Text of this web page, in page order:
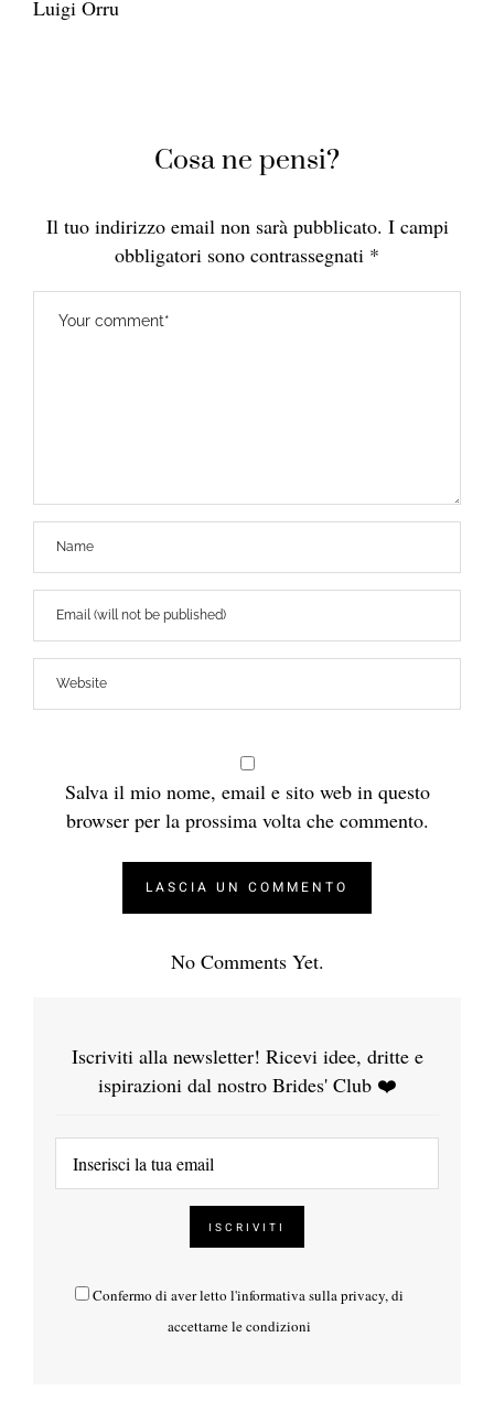
Luigi Orru
Cosa ne pensi?
Il tuo indirizzo email non sarà pubblicato. I campi
obbligatori sono contrassegnati *
Salva il mio nome, email e sito web in questo
browser per la prossima volta che commento.
No Comments Yet.
Iscriviti alla newsletter! Ricevi idee, dritte e
ispirazioni dal nostro Brides' Club ❤️
Confermo di aver letto l'informativa sulla privacy, di
accettarne le condizioni